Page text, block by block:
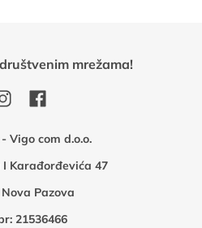
Vigo com d.o.o.
Karađorđevića 47
Pazova
21536466
mrežama!